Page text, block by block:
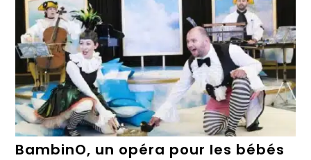
BambinO, un opéra pour les bébés